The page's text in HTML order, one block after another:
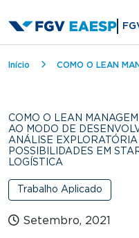
Trilha de
Início COMO O LEAN MANAGEMENT PODE SER INCORPORADO AO MODO DE
COMO O LEAN
AO MODO DE
ANÁLISE
POSSIBILIDADES EM
LOGÍSTICA
Trabalho Aplicado
Setembro, 2021